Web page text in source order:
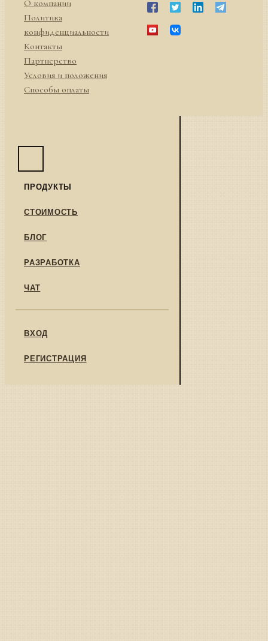
О компании
Политика
конфиденциальности
Контакты
Партнерство
Условия и положения
Способы оплаты
ПРОДУКТЫ
СТОИМОСТЬ
БЛОГ
РАЗРАБОТКА
ЧАТ
ВХОД
РЕГИСТРАЦИЯ